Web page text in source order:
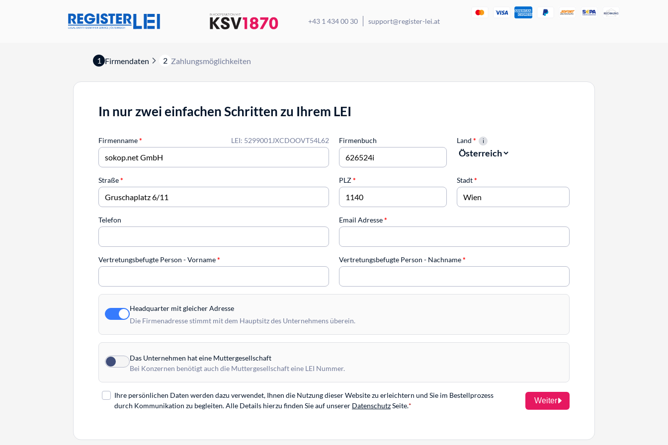
+43 1 434 00 30 support@register-lei.at
1 Firmendaten 2 Zahlungsmöglichkeiten
In nur zwei einfachen Schritten zu Ihrem LEI
LEI: 5299001JXCDOOVT54L62
Firmenname* Firmenbuch Land *
Straße* PLZ* Stadt*
Telefon Email Adresse*
Vertretungsbefugte Person - Vorname* Vertretungsbefugte Person - Nachname*
Headquarter mit gleicher Adresse
Die Firmenadresse stimmt mit dem Hauptsitz des Unternehmens überein.
Das Unternehmen hat eine Muttergesellschaft
Bei Konzernen benötigt auch die Muttergesellschaft eine LEI Nummer.
Ihre persönlichen Daten werden dazu verwendet, Ihnen die Nutzung dieser Website zu erleichtern und Sie im Bestellprozess
durch Kommunikation zu begleiten. Alle Details hierzu finden Sie auf unserer DatenschutzSeite.
Weiter